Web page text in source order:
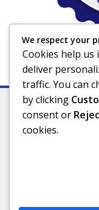
We respect your
Cookies help us
deliver
traffic. You can
by clicking
consent or
cookies.